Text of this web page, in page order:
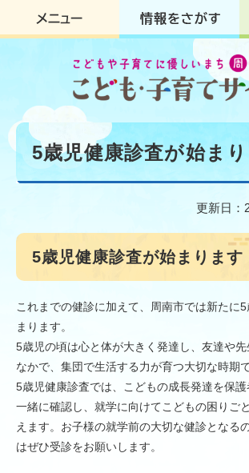
ジ
す
。
ュ
し
て
本
5歳児健康診査が始ま
更新日：
5歳児健康診査が始まります
これまでの健診に加えて、周南市では新たに
まります。
5歳児の頃は心と体が大きく発達し、友達や
なかで、集団で生活する力が育つ大切な時期で
5歳児健康診査では、こどもの成長発達を保
一緒に確認し、就学に向けてこどもの困りご
えます。お子様の就学前の大切な健診となる
はぜひ受診をお願いします。